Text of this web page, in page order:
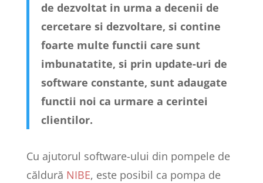
de dezvoltat in urma a decenii de
cercetare si dezvoltare, si contine
foarte multe functii care sunt
imbunatatite, si prin update-uri de
software constante, sunt adaugate
functii noi ca urmare a cerintei
clientilor.
Cu ajutorul software-ului din pompele de
căldură NIBE, este posibil ca pompa de